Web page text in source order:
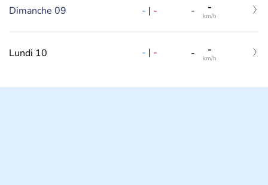
Dimanche 09 - | - - -
km/h
Lundi 10 - | - - -
km/h